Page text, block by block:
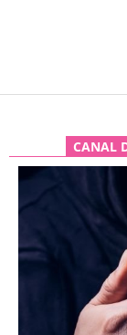
CANAL